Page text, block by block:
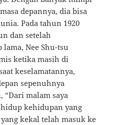
depannya, dia bisa
Pada tahun 1920
dan setelah
Nee Shu-tsu
ketika masih di
keselamatannya,
sepenuhnya
“Dari malam saya
kehidupan yang
kekal telah masuk ke